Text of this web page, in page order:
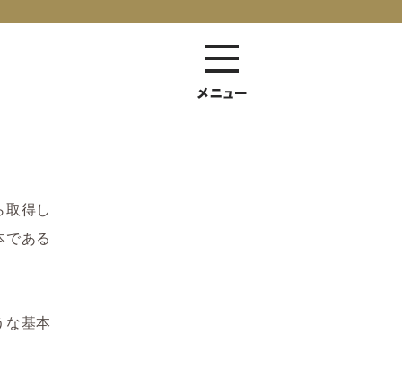
得し
ある
基本